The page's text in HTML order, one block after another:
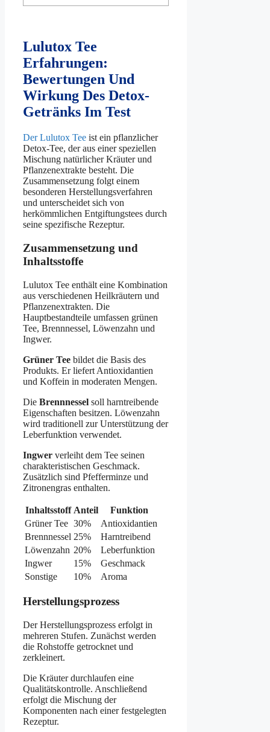
Lulutox Tee
Erfahrungen:
Bewertungen Und
Wirkung Des Detox-
Getränks Im Test
Der Lulutox Tee ist ein pflanzlicher
Detox-Tee, der aus einer speziellen
Mischung natürlicher Kräuter und
Pflanzenextrakte besteht. Die
Zusammensetzung folgt einem
besonderen Herstellungsverfahren
und unterscheidet sich von
herkömmlichen Entgiftungstees durch
seine spezifische Rezeptur.
Zusammensetzung und
Inhaltsstoffe
Lulutox Tee enthält eine Kombination
aus verschiedenen Heilkräutern und
Pflanzenextrakten. Die
Hauptbestandteile umfassen grünen
Tee, Brennnessel, Löwenzahn und
Ingwer.
Grüner Tee bildet die Basis des
Produkts. Er liefert Antioxidantien
und Koffein in moderaten Mengen.
Die Brennnessel soll harntreibende
Eigenschaften besitzen. Löwenzahn
wird traditionell zur Unterstützung der
Leberfunktion verwendet.
Ingwer verleiht dem Tee seinen
charakteristischen Geschmack.
Zusätzlich sind Pfefferminze und
Zitronengras enthalten.
Inhaltsstoff Anteil
Funktion
Grüner Tee 30%
Antioxidantien
Brennnessel 25%
Harntreibend
Löwenzahn 20%
Leberfunktion
Ingwer
15%
Geschmack
Sonstige
10% Aroma
Herstellungsprozess
Der Herstellungsprozess erfolgt in
mehreren Stufen. Zunächst werden
die Rohstoffe getrocknet und
zerkleinert.
Die Kräuter durchlaufen eine
Qualitätskontrolle. Anschließend
erfolgt die Mischung der
Komponenten nach einer festgelegten
Rezeptur.